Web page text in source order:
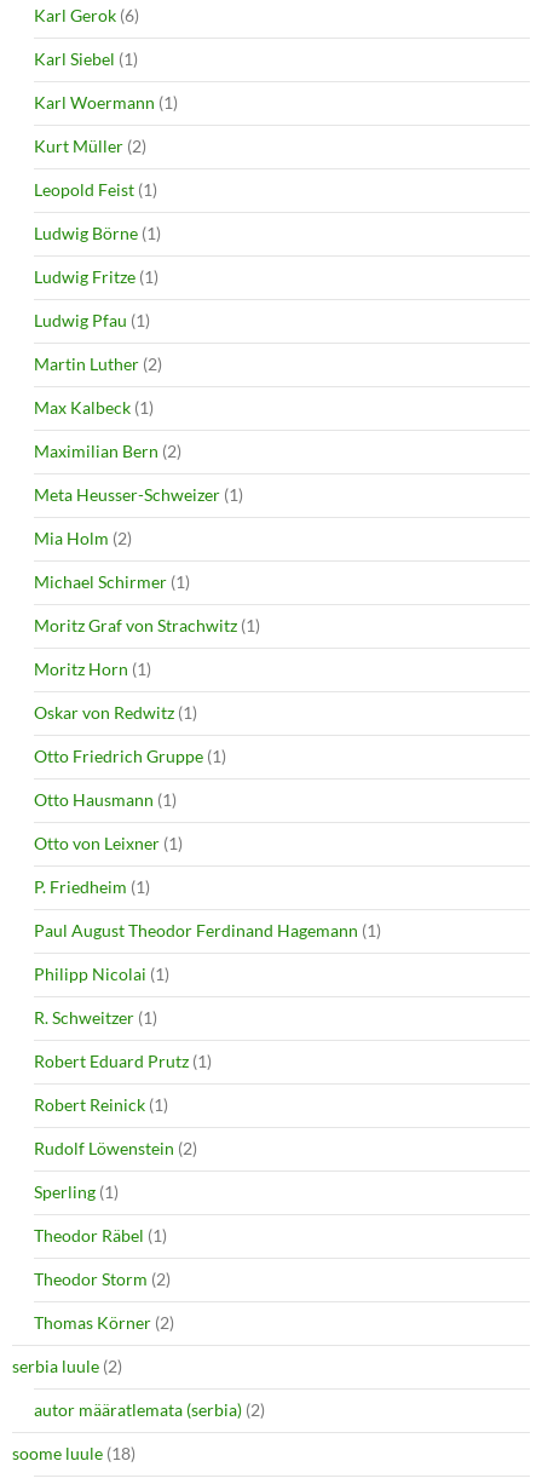
Karl Gerok (6)
Karl Siebel (1)
Karl Woermann (1)
Kurt Müller (2)
Leopold Feist (1)
Ludwig Börne (1)
Ludwig Fritze (1)
Ludwig Pfau (1)
Martin Luther (2)
Max Kalbeck (1)
Maximilian Bern (2)
Meta Heusser-Schweizer (1)
Mia Holm (2)
Michael Schirmer (1)
Moritz Graf von Strachwitz (1)
Moritz Horn (1)
Oskar von Redwitz (1)
Otto Friedrich Gruppe (1)
Otto Hausmann (1)
Otto von Leixner (1)
P. Friedheim (1)
Paul August Theodor Ferdinand Hagemann (1)
Philipp Nicolai (1)
R. Schweitzer (1)
Robert Eduard Prutz (1)
Robert Reinick (1)
Rudolf Löwenstein (2)
Sperling (1)
Theodor Räbel (1)
Theodor Storm (2)
Thomas Körner (2)
serbia luule (2)
autor määratlemata (serbia) (2)
soome luule (18)